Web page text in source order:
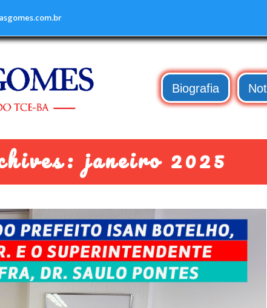
Biografia
janeiro 2025